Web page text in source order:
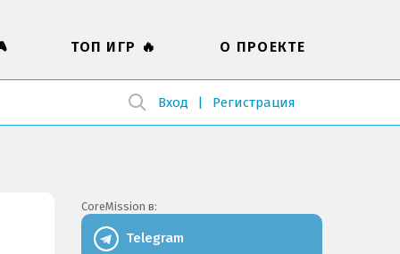
Вход Регистрация
ТОП ИГР 🔥 О ПРОЕКТЕ
CoreMission в:
Telegram